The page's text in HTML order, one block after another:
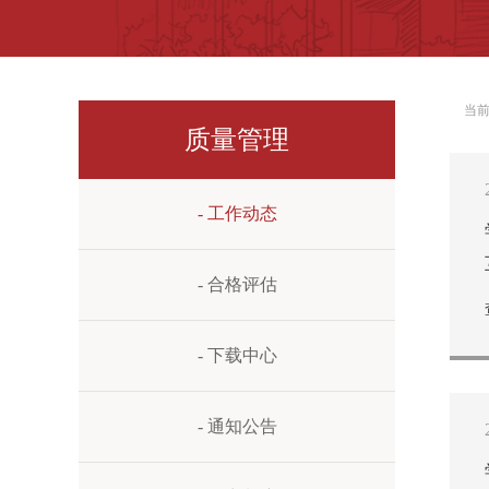
质量管理
- 工作动态
- 合格评估
- 下载中心
- 通知公告
当